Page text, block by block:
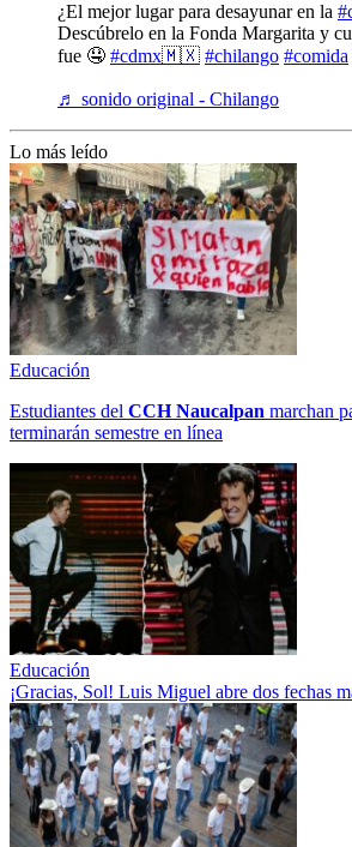
¿El mejor lugar para desayunar en la
Descúbrelo en la Fonda Margarita y
fue 🤤 #cdmx🇲🇽 #chilango #comida
♬ sonido original - Chilango
Lo más leído
Educación
Estudiantes del CCH Naucalpan marchan
terminarán semestre en línea
Educación
¡Gracias, Sol! Luis Miguel abre dos fechas